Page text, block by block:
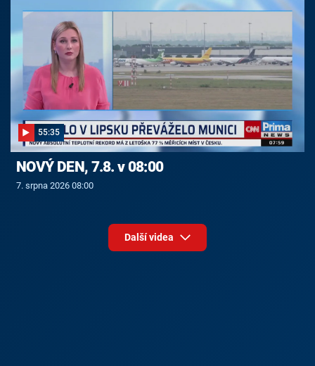
55:35
NOVÝ DEN, 7.8. v 08:00
7. srpna 2026 08:00
Další videa